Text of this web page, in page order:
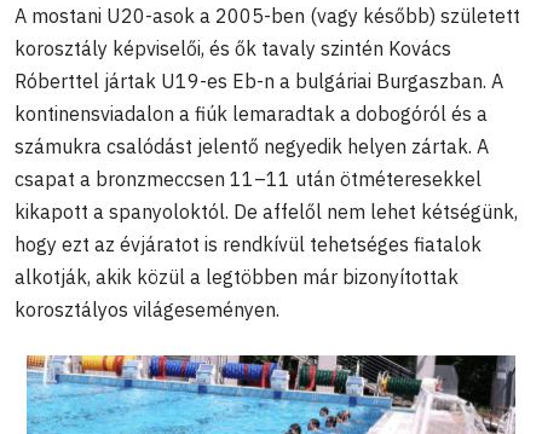
A mostani U20-asok a 2005-ben (vagy később) született
korosztály képviselői, és ők tavaly szintén Kovács
Róberttel jártak U19-es Eb-n a bulgáriai Burgaszban. A
kontinensviadalon a fiúk lemaradtak a dobogóról és a
számukra csalódást jelentő negyedik helyen zártak. A
csapat a bronzmeccsen 11–11 után ötméteresekkel
kikapott a spanyoloktól. De affelől nem lehet kétségünk,
hogy ezt az évjáratot is rendkívül tehetséges fiatalok
alkotják, akik közül a legtöbben már bizonyítottak
korosztályos világeseményen.